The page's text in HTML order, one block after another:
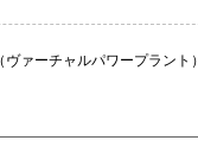
ァーチャルパワープラント）